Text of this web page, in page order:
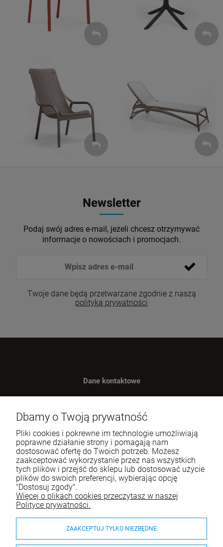
ZOBACZ ZOBACZ
Newsletter
Podaj swój adres e-mail, jeżeli chcesz otrzymywać
informacje o nowościach i promocjach.
Twoje dane będą przetwarzane zgodnie z naszą
polityką prywatności
Dane kontaktowe
ul. Wręczycka 268
42-202 Częstochowa
NIP: 9492236947
Tel.:
795-760-030
E-mail: sklep@itali.pl
Pomoc
Moje konto
Płatności i dostawa
Dbamy o Twoją prywatność
Pliki cookies i pokrewne im technologie umożliwiają
poprawne działanie strony i pomagają nam
dostosować ofertę do Twoich potrzeb. Możesz
zaakceptować wykorzystanie przez nas wszystkich
tych plików i przejść do sklepu lub dostosować użycie
plików do swoich preferencji, wybierając opcję
"Dostosuj zgody".
Więcej o plikach cookies przeczytasz w naszej
Polityce prywatności.
ZAAKCEPTUJ TYLKO NIEZBĘDNE